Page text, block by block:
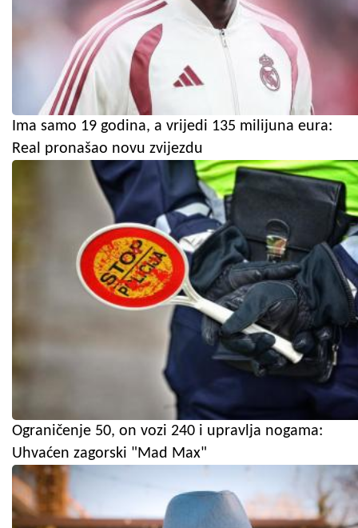
Ima samo 19 godina, a vrijedi 135 milijuna eura:
Real pronašao novu zvijezdu
Ograničenje 50, on vozi 240 i upravlja nogama:
Uhvaćen zagorski "Mad Max"